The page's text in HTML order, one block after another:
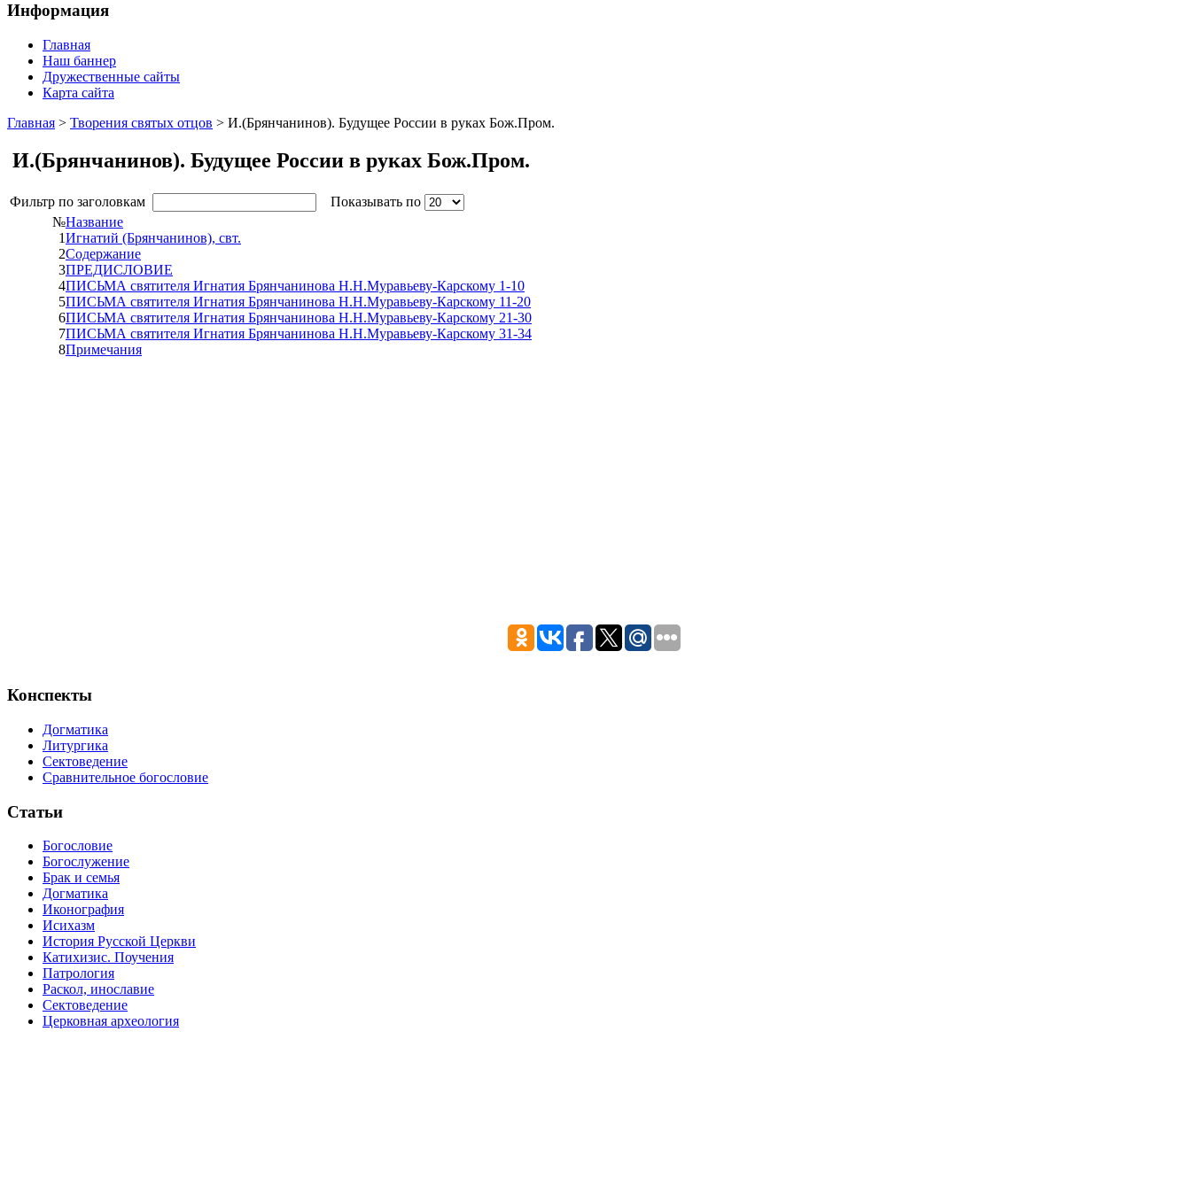
Информация
Главная
Наш баннер
Дружественные сайты
Карта сайта
Главная > Творения святых отцов > И.(Брянчанинов). Будущее России в руках Бож.Пром.
И.(Брянчанинов). Будущее России в руках Бож.Пром.
Фильтр по заголовкам
Показывать по
№Название
1Игнатий (Брянчанинов), свт.
2Содержание
3ПРЕДИСЛОВИЕ
4ПИСЬМА cвятителя Игнатия Брянчанинова Н.Н.Муравьеву-Карскому 1-10
5ПИСЬМА cвятителя Игнатия Брянчанинова Н.Н.Муравьеву-Карскому 11-20
6ПИСЬМА cвятителя Игнатия Брянчанинова Н.Н.Муравьеву-Карскому 21-30
7ПИСЬМА cвятителя Игнатия Брянчанинова Н.Н.Муравьеву-Карскому 31-34
8Примечания
Конспекты
Догматика
Литургика
Сектоведение
Сравнительное богословие
Статьи
Богословие
Богослужение
Брак и семья
Догматика
Иконография
Исихазм
История Русской Церкви
Катихизис. Поучения
Патрология
Раскол, инославие
Сектоведение
Церковная археология